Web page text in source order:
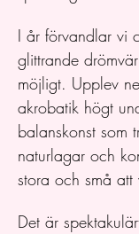
I år förvandlar vi
glittrande
möjligt. Upplev
akrobatik högt
balanskonst som
naturlagar och
stora och små
Det är